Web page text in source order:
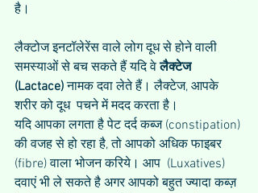
है।
लैक्टोज इनटॉलेरेंस वाले लोग दूध से होने वाली
समस्याओं से बच सकते हैं यदि वे लैक्टेज
(Lactace) नामक दवा लेते हैं। लैक्टेज, आपके
शरीर को दूध  पचने में मदद करता है।
यदि आपका लगता है पेट दर्द कब्ज (constipation)
की वजह से हो रहा है, तो आपको अधिक फाइबर
(fibre) वाला भोजन करिये। आप  (Luxatives)
दवाएं भी ले सकते है अगर आपको बहुत ज्यादा कब्ज़